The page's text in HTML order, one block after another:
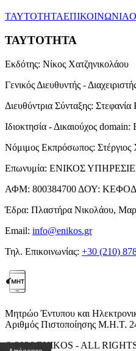
ΤΑΥΤΟΤΗΤΑΕΠΙΚΟΙΝΩΝΙΑ
ΤΑΥΤΟΤΗΤΑ
Εκδότης: Νίκος Χατζηνικολάου
Γενικός Διευθυντής -
Διευθύντρια Σύνταξης: Στεφανία
Ιδιοκτησία - Δικαιούχος domain:
Νόμιμος Εκπρόσωπος: Στέργιος
Επωνυμία: ΕΝΙΚΟΣ
ΑΦΜ: 800384700 ΔΟΥ:
Έδρα: Πλαστήρα Νικολάου,
Email: info@enikos.gr
Τηλ. Επικοινωνίας: +30 (210)
Μητρώο Έντυπου και
Αριθμός Πιστοποίησης Μ.Η.Τ.
© 2026 ENIKOS - ALL